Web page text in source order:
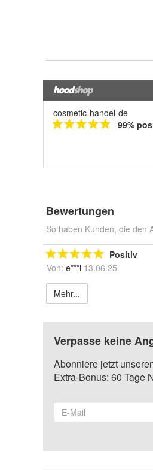
cosmetic-handel-de
99%
Bewertungen
So haben Kunden, die den
Positiv
Von: e***l 13.06.25
Mehr...
Verpasse keine
Abonniere jetzt
Extra-Bonus: 60 Tage